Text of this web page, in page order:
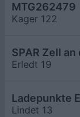
MTG262479
Kager 122
SPAR Zell
Erledt 19
Ladepunkte
Lindet 13